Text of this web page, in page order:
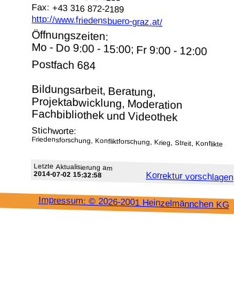
Fax: +43 316 872-2189
http://www.friedensbuero-graz.at/
Öffnungszeiten:
Mo - Do 9:00 - 15:00; Fr 9:00 - 12:00
Postfach 684
Bildungsarbeit, Beratung,
Projektabwicklung, Moderation
Fachbibliothek und Videothek
Stichworte:
Friedensforschung, Konfliktforschung, Krieg, Streit, Konflikte
Letzte Aktu­alisie­rung am
2014-07-02 15:32:58 Korrektur vor­schlagen
Impressum: © 2026-2001 Heinzel­männchen KG